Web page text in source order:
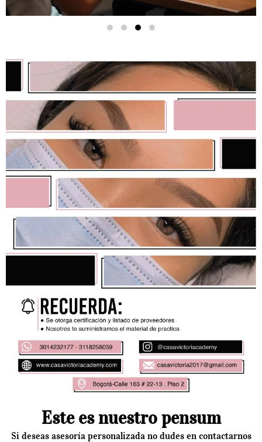
Este es nuestro pensum
Si deseas asesoría personalizada no dudes en contactarnos